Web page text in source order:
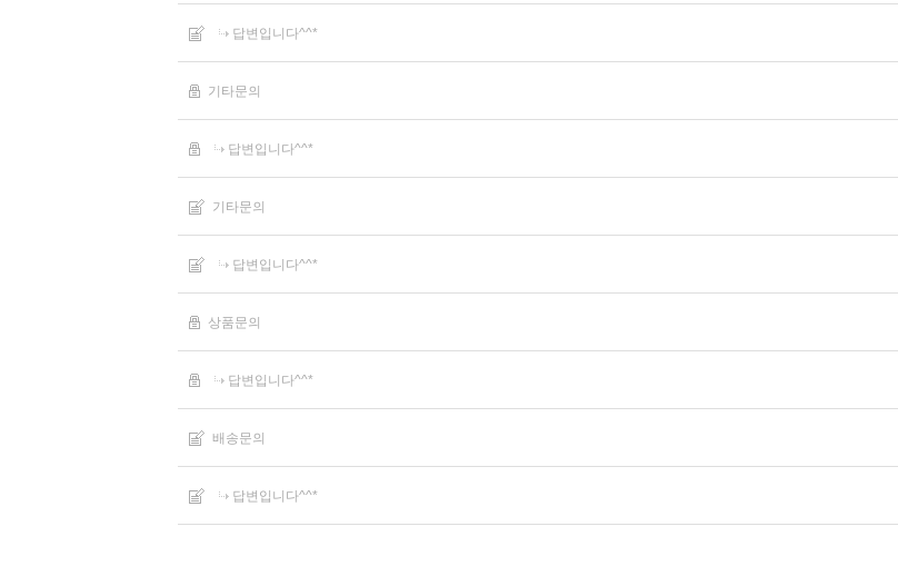
답변입니다^^*
기타문의
답변입니다^^*
기타문의
답변입니다^^*
상품문의
답변입니다^^*
배송문의
답변입니다^^*